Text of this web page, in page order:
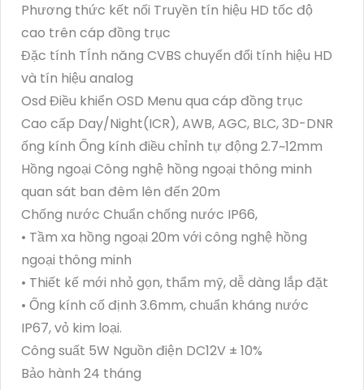
Phương thức kết nối Truyền tín hiệu HD tốc độ
cao trên cáp đồng trục
Đặc tính TÍnh năng CVBS chuyển đổi tính hiệu HD
và tín hiệu analog
Osd Điều khiển OSD Menu qua cáp đồng trục
Cao cấp Day/Night(ICR), AWB, AGC, BLC, 3D-DNR
ống kính Ống kính điều chỉnh tự động 2.7~12mm
Hồng ngoại Công nghệ hồng ngoại thông minh
quan sát ban đêm lên đến 20m
Chống nước Chuẩn chống nước IP66,
• Tầm xa hồng ngoại 20m với công nghệ hồng
ngoại thông minh
• Thiết kế mới nhỏ gọn, thẩm mỹ, dễ dàng lắp đặt
• Ống kính cố định 3.6mm, chuẩn kháng nước
IP67, vỏ kim loại.
Công suất 5W Nguồn điện DC12V ± 10%
Bảo hành 24 tháng